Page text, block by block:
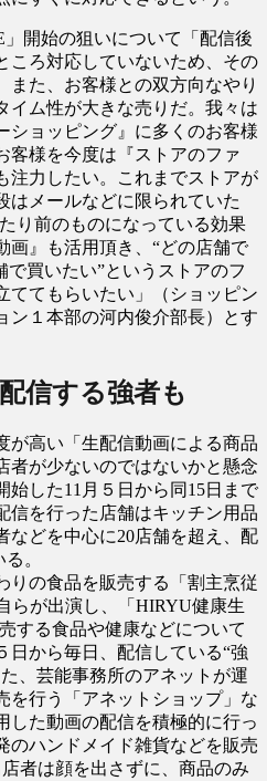
」開始の狙いについて「配信後
ころ対応していないため、その
また、お客様との双方向なやり
イム性が大きな売りだ。我々は
ショッピング』に多くのお客様
客様を今度は『ストアのファ
注力したい。これまでストアが
はメールなどに限られていた
り前のものになっている効果
画』も活用頂き、“どの店舗で
で買いたい”というストアのフ
ててもらいたい」（ショッピン
ン１本部の河内俊介部長）とす
信する強者も
が高い「生配信動画による商品
者が少ないのではないかと懸念
始した11月５日から同15日まで
信を行った店舗はキッチン用品
などを中心に20店舗を超え、配
。
りの食品を販売する「割主烹従
らが出演し、「HIRYU健康生
する食品や健康などについて
日から毎日、配信している“強
、芸能事務所のアネットが運
を行う「アネットショップ」な
した動画の配信を積極的に行っ
のハンドメイド雑貨などを販売
者は顔を出さずに、商品のみ